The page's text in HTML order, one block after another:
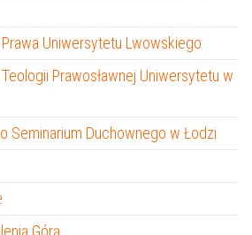
Uniwersytetu Lwowskiego
Prawosławnej Uniwersytetu w
Seminarium Duchownego w Łodzi
Górą